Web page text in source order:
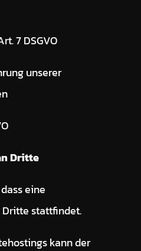
7 DSGVO
unserer
Dritte
eine
stattfindet.
kann der